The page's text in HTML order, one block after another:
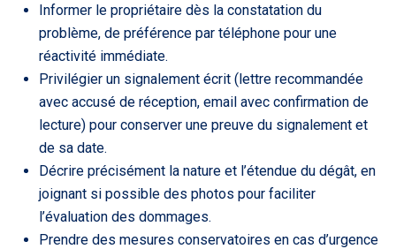
Informer le propriétaire dès la constatation du
problème, de préférence par téléphone pour une
réactivité immédiate.
Privilégier un signalement écrit (lettre recommandée
avec accusé de réception, email avec confirmation de
lecture) pour conserver une preuve du signalement et
de sa date.
Décrire précisément la nature et l’étendue du dégât, en
joignant si possible des photos pour faciliter
l’évaluation des dommages.
Prendre des mesures conservatoires en cas d’urgence